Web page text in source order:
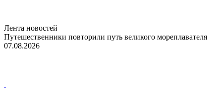
Лента новостей
Путешественники повторили путь великого мореплавателя
07.08.2026